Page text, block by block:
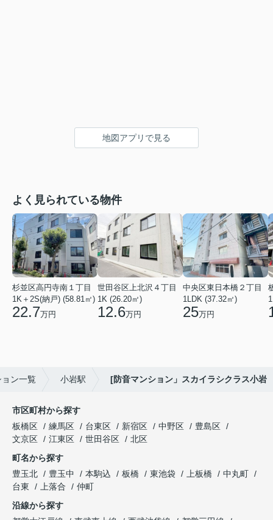
地図アプリで見る
よく見られている物件
杉並区高円寺南１丁目
1K＋2S(納戸) (58.81㎡)
22.7万円
世田谷区上北沢４丁目
1K (26.20㎡)
12.6万円
中央区東日本橋２丁目
1LDK (37.32㎡)
25万円
ン一覧 小岩駅 [防音マンション」スカイラシクラス小岩
市区町村から探す
板橋区
練馬区 台東区 新宿区 中野区
豊島区
文京区
江東区 世田谷区
北区
町名から探す
豊玉北
豊玉中 本駒込 板橋 東池袋 上板橋
中丸町
台東
上落合
仲町
沿線から探す